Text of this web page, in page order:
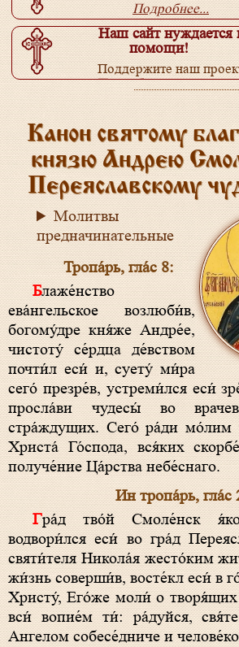
Подробнее...
Наш сайт нуждается
помощи!
Поддержите наш
Подробнее...
Канон святому
князю Андрею
Переяславскому
Молитвы
предначинательные
Тропа́рь, гла́с 8:
Блаже́нство
ева́нгельское возлюби́в,
богому́дре кня́же Андре́е,
чистоту́ се́рдца де́вством
почти́л еси́ и, суету́ ми́ра
сего́ презре́в, устреми́лся еси́
просла́ви чудесы́ во
стра́ждущих. Сего́ ра́ди
Христа́ Го́спода, вся́ких
получе́ние Ца́рства небе́снаго.
Ин тропа́рь, гла́с
Гра́д тво́й Смоле́нск я́ко чу́ждь име́я,
водвори́лся еси́ во гра́д
святи́теля Никола́я жесто́ким
жи́знь соверши́в, восте́кл еси́ в
Христу́, Его́же моли́ о
вси́ вопие́м ти́: ра́дуйся,
Ангелом собесе́дниче и